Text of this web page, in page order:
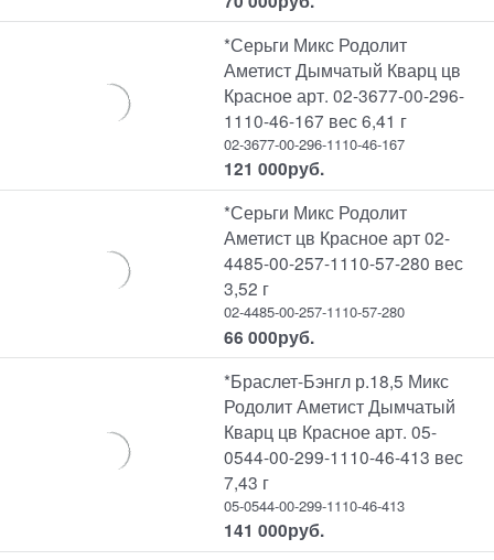
*Серьги Микс Родолит
Аметист Дымчатый Кварц цв
Красное арт. 02-3677-00-296-
1110-46-167 вес 6,41 г
02-3677-00-296-1110-46-167
121 000руб.
*Серьги Микс Родолит
Аметист цв Красное арт 02-
4485-00-257-1110-57-280 вес
3,52 г
02-4485-00-257-1110-57-280
66 000руб.
*Браслет-Бэнгл р.18,5 Микс
Родолит Аметист Дымчатый
Кварц цв Красное арт. 05-
0544-00-299-1110-46-413 вес
7,43 г
05-0544-00-299-1110-46-413
141 000руб.